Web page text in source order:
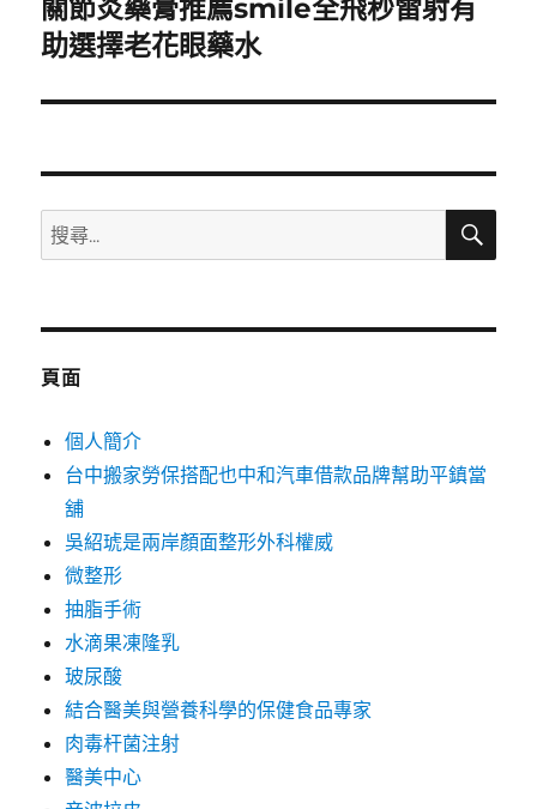
下
一
文
關節炎藥膏推薦smile全飛秒雷射有
助選擇老花眼藥水
搜
尋
鍵
搜
頁面
個人簡介
台中搬家勞保搭配也中和汽車借款品牌幫助平鎮當
舖
吳紹琥是兩岸顏面整形外科權威
微整形
抽脂手術
水滴果凍隆乳
玻尿酸
結合醫美與營養科學的保健食品專家
肉毒杆菌注射
醫美中心